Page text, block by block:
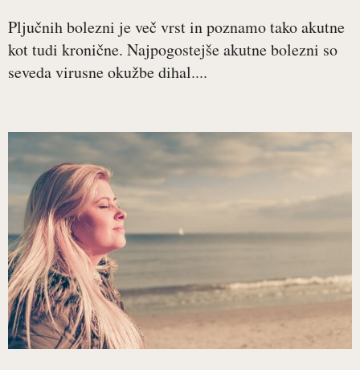
Pljučnih bolezni je več vrst in poznamo tako akutne
kot tudi kronične. Najpogostejše akutne bolezni so
seveda virusne okužbe dihal....